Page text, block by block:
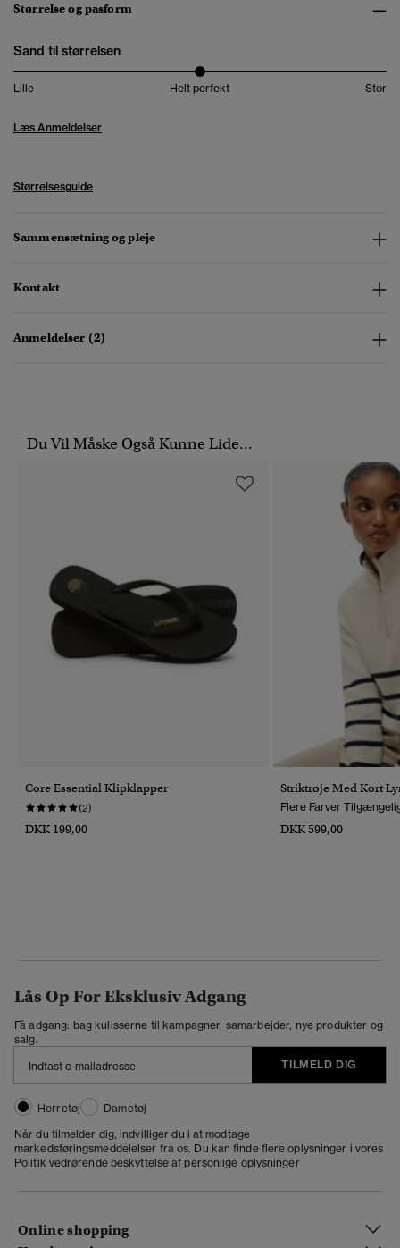
Størrelse og pasform
Sand til størrelsen
Lille Helt perfekt Stor
Læs Anmeldelser
Størrelsesguide
Sammensætning og pleje
Kontakt
Anmeldelser (2)
Du Vil Måske Også Kunne Lide...
Core Essential Klipklapper
(2)
DKK 199,00
Striktrøje Med Kort
Flere Farver
DKK 599,00
Lås Op For Eksklusiv Adgang
Få adgang: bag kulisserne til kampagner, samarbejder, nye produkter og
salg.
TILMELD DIG
Herretøj
Dametøj
Når du tilmelder dig, indvilliger du i at modtage
markedsføringsmeddelelser fra os. Du kan finde flere oplysninger i vores
Politik vedrørende beskyttelse af personlige oplysninger
Online shopping